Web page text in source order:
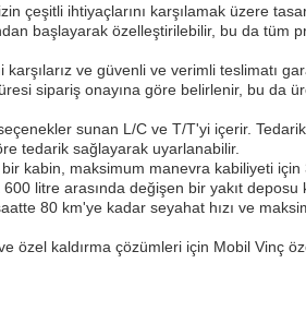
çeşitli ihtiyaçlarını karşılamak üzere
başlayarak özelleştirilebilir, bu da tüm
ve güvenli ve verimli teslimatı
sipariş onayına göre belirlenir, bu da
sunan L/C ve T/T'yi içerir.
tedarik sağlayarak uyarlanabilir.
kabin, maksimum manevra kabiliyeti
litre arasında değişen bir yakıt deposu
80 km'ye kadar seyahat hızı ve
özel kaldırma çözümleri için Mobil Vinç